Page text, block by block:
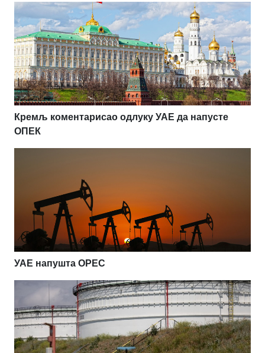
Кремљ коментарисао одлуку УАЕ да напусте
ОПЕК
УАЕ напушта OPEC